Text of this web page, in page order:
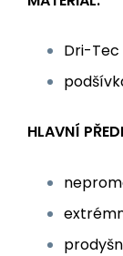
Dri-Tec
HLAVNÍ